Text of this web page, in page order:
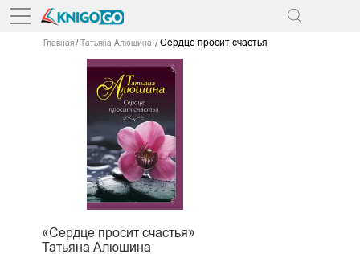
Главная Татьяна Алюшина Сердце просит счастья
«Сердце просит счастья»
Татьяна Алюшина